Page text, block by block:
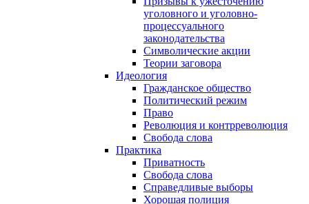
уголовного и уголовно-
процессуального
законодательства
Символические акции
Теории заговора
Идеология
Гражданское общество
Политический режим
Право
Революция и контрреволюция
Свобода слова
Практика
Приватность
Свобода слова
Справедливые выборы
Хорошая полиция